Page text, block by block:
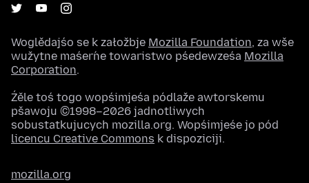
Woglědajśo se k załožbje Mozilla Foundation, za wše
wužytne maśeŕne towaristwo pśedewześa Mozilla
Corporation.
Źěle toś togo wopśimjeśa pódlaže awtorskemu
pšawoju ©1998–2026 jadnotliwych
sobustatkujucych mozilla.org. Wopśimjeśe jo pód
licencu Creative Commons k dispoziciji.
mozilla.org